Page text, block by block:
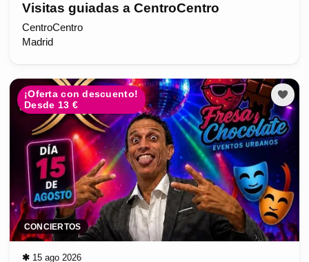
Visitas guiadas a CentroCentro
CentroCentro
Madrid
¡Oferta con descuento!
Desde 13 €
CONCIERTOS
✱ 15 ago 2026